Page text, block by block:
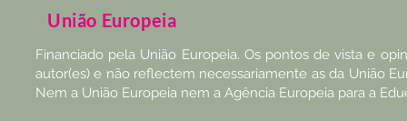
União Europeia
Financiado pela União Europeia. Os pontos de vista e
autor(es) e não reflectem necessariamente as da União
Nem a União Europeia nem a Agência Europeia para a